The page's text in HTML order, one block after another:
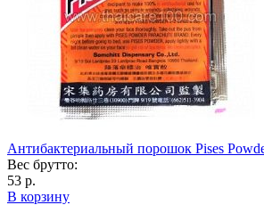
Антибактериальный порошок Pises
Вес брутто:
53 р.
В корзину